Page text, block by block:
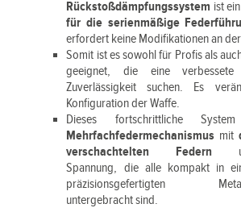
Rückstoßdämpfungssystem ist ein
für die serienmäßige
erfordert keine Modifikationen an
Somit ist es sowohl für Profis als
geeignet, die eine
Zuverlässigkeit suchen. Es
Konfiguration der Waffe.
Dieses fortschrittliche
Mehrfachfedermechanismus mit
verschachtelten Federn
Spannung, die alle kompakt in
präzisionsgefertigten
untergebracht sind.